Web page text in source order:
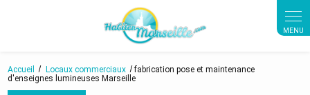
Accueil Locaux commerciaux
fabrication pose et maintenance
d'enseignes lumineuses Marseille
Panneau de gestion des cookies